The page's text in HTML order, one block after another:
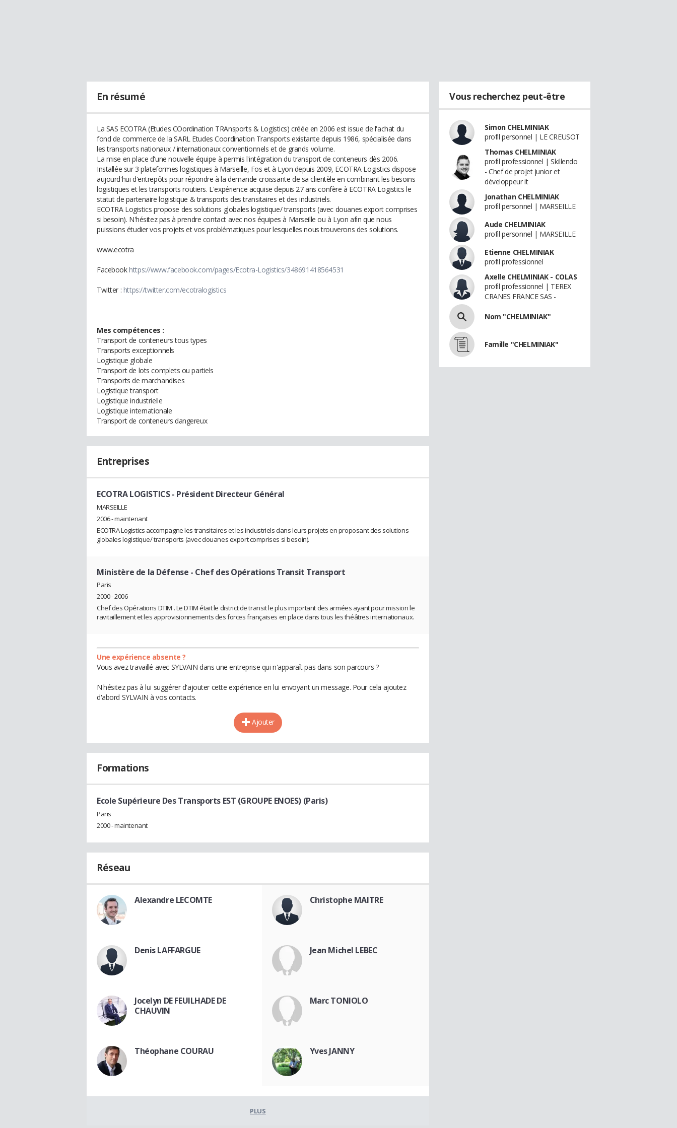
En résumé
La SAS ECOTRA (Etudes COordination TRAnsports & Logistics) créée en 2006 est issue de l'achat du
fond de commerce de la SARL Etudes Coordination Transports existante depuis 1986, spécialisée dans
les transports nationaux / internationaux conventionnels et de grands volume.
La mise en place d'une nouvelle équipe à permis l'intégration du transport de conteneurs dès 2006.
Installée sur 3 plateformes logistiques à Marseille, Fos et à Lyon depuis 2009, ECOTRA Logistics dispose
aujourd'hui d'entrepôts pour répondre à la demande croissante de sa clientèle en combinant les besoins
logistiques et les transports routiers. L'expérience acquise depuis 27 ans confère à ECOTRA Logistics le
statut de partenaire logistique & transports des transitaires et des industriels.
ECOTRA Logistics propose des solutions globales logistique/ transports (avec douanes export comprises
si besoin). N'hésitez pas à prendre contact avec nos équipes à Marseille ou à Lyon afin que nous
puissions étudier vos projets et vos problématiques pour lesquelles nous trouverons des solutions.
www.ecotra
Facebookhttps://www.facebook.com/pages/Ecotra-Logistics/348691418564531
Twitter : https://twitter.com/ecotralogistics
Mes compétences :
Transport de conteneurs tous types
Transports exceptionnels
Logistique globale
Transport de lots complets ou partiels
Transports de marchandises
Logistique transport
Logistique industrielle
Logistique internationale
Transport de conteneurs dangereux
Entreprises
ECOTRA LOGISTICS- Président Directeur Général
MARSEILLE
2006 - maintenant
ECOTRA Logistics accompagne les transitaires et les industriels dans leurs projets en proposant des solutions
globales logistique/ transports (avec douanes export comprises si besoin).
Ministère de la Défense - Chef des Opérations Transit Transport
Paris
2000 - 2006
Chef des Opérations DTIM . Le DTIM était le district de transit le plus important des armées ayant pour mission le
ravitaillement et les approvisionnements des forces françaises en place dans tous les théâtres internationaux.
Une expérience absente ?
Vous avez travaillé avec SYLVAIN dans une entreprise qui n'apparaît pas dans son parcours ?
N'hésitez pas à lui suggérer d'ajouter cette expérience en lui envoyant un message. Pour cela ajoutez
d'abord SYLVAIN à vos contacts.
Ajouter
Formations
Ecole Supérieure Des Transports EST (GROUPE ENOES) (Paris)
Paris
2000 - maintenant
Réseau
Alexandre LECOMTE Christophe MAITRE
Denis LAFFARGUE Jean Michel LEBEC
Jocelyn DE FEUILHADE DE
CHAUVIN
Marc TONIOLO
Théophane COURAU Yves JANNY
PLUS
Vous recherchez peut-être
Simon CHELMINIAK
profil personnel | LE CREUSOT
Thomas CHELMINIAK
profil professionnel | Skillendo
- Chef de projet junior et
développeur it
Jonathan CHELMINIAK
profil personnel | MARSEILLE
Aude CHELMINIAK
profil personnel | MARSEILLE
Etienne CHELMINIAK
profil professionnel
Axelle CHELMINIAK - COLAS
profil professionnel | TEREX
CRANES FRANCE SAS -
Nom "CHELMINIAK"
Famille "CHELMINIAK"